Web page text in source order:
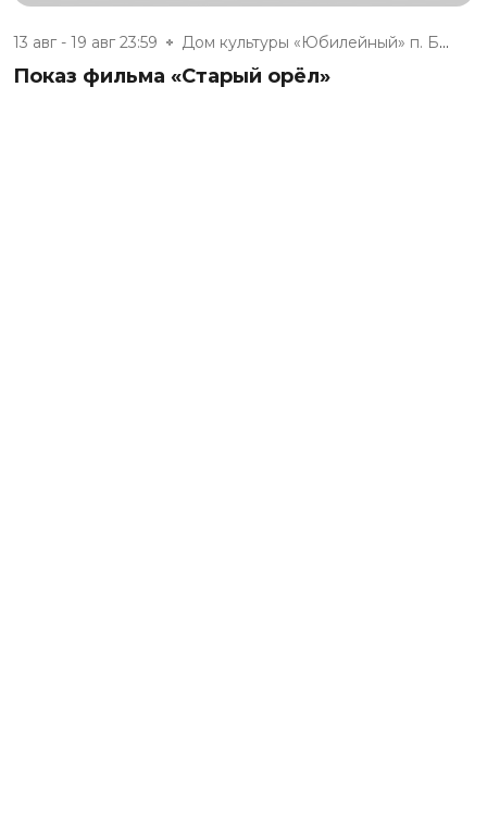
13 авг - 19 авг 23:59 Дом культуры «Юбилейный» п. Бе...
Показ фильма «Старый орёл»